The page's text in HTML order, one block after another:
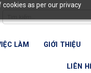
as per our privacy
LÀM GIỚI THIỆU
LIÊN